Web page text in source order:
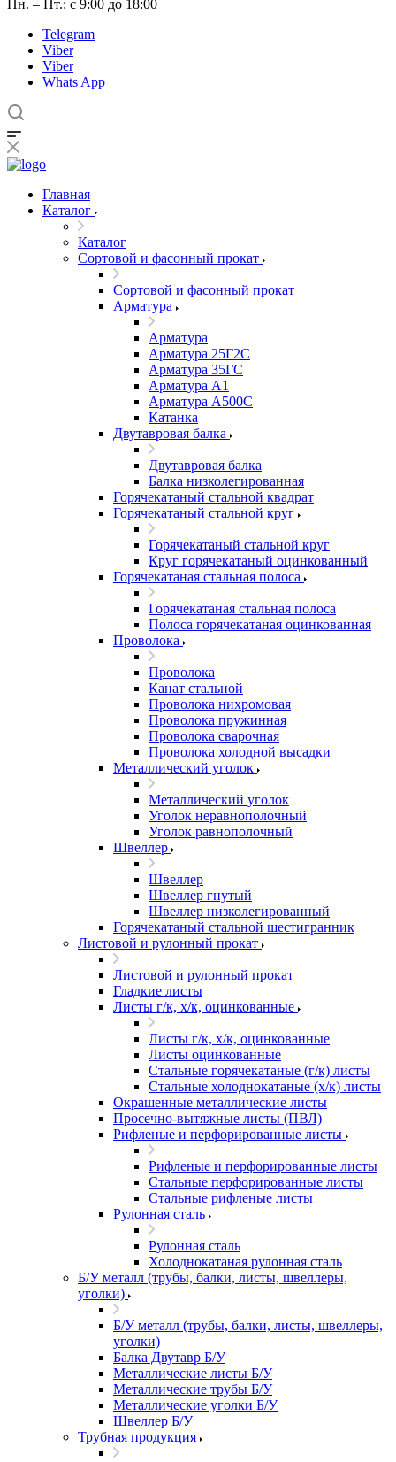
Пн. – Пт.: с 9:00 до 18:00
Telegram
Viber
Viber
Whats App
Главная
Каталог
Каталог
Сортовой и фасонный прокат
Сортовой и фасонный прокат
Арматура
Арматура
Арматура 25Г2С
Арматура 35ГС
Арматура А1
Арматура А500С
Катанка
Двутавровая балка
Двутавровая балка
Балка низколегированная
Горячекатаный стальной квадрат
Горячекатаный стальной круг
Горячекатаный стальной круг
Круг горячекатаный оцинкованный
Горячекатаная стальная полоса
Горячекатаная стальная полоса
Полоса горячекатаная оцинкованная
Проволока
Проволока
Канат стальной
Проволока нихромовая
Проволока пружинная
Проволока сварочная
Проволока холодной высадки
Металлический уголок
Металлический уголок
Уголок неравнополочный
Уголок равнополочный
Швеллер
Швеллер
Швеллер гнутый
Швеллер низколегированный
Горячекатаный стальной шестигранник
Листовой и рулонный прокат
Листовой и рулонный прокат
Гладкие листы
Листы г/к, х/к, оцинкованные
Листы г/к, х/к, оцинкованные
Листы оцинкованные
Стальные горячекатаные (г/к) листы
Стальные холоднокатаные (х/к) листы
Окрашенные металлические листы
Просечно-вытяжные листы (ПВЛ)
Рифленые и перфорированные листы
Рифленые и перфорированные листы
Стальные перфорированные листы
Стальные рифленые листы
Рулонная сталь
Рулонная сталь
Холоднокатаная рулонная сталь
Б/У металл (трубы, балки, листы, швеллеры,
уголки)
Б/У металл (трубы, балки, листы, швеллеры,
уголки)
Балка Двутавр Б/У
Металлические листы Б/У
Металлические трубы Б/У
Металлические уголки Б/У
Швеллер Б/У
Трубная продукция